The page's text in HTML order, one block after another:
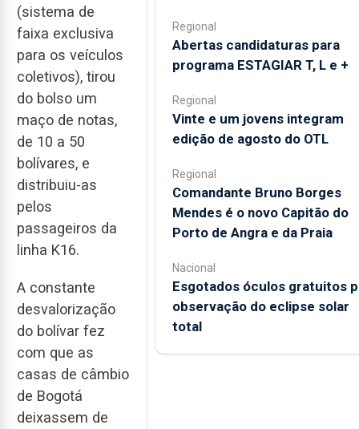
(sistema de
faixa exclusiva
para os veículos
coletivos), tirou
do bolso um
maço de notas,
de 10 a 50
bolívares, e
distribuiu-as
pelos
passageiros da
linha K16.
A constante
desvalorização
do bolívar fez
com que as
casas de câmbio
de Bogotá
deixassem de
Regional
Abertas candidaturas para
programa ESTAGIAR T, L e +
Regional
Vinte e um jovens integram
edição de agosto do OTL
Regional
Comandante Bruno Borges
Mendes é o novo Capitão do
Porto de Angra e da Praia
Nacional
Esgotados óculos gratuitos
observação do eclipse solar
total